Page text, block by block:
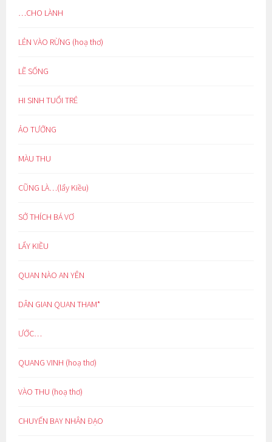
…CHO LÀNH
LẺN VÀO RỪNG (hoạ thơ)
LẼ SỐNG
HI SINH TUỔI TRẺ
ẢO TƯỞNG
MÀU THU
CŨNG LÀ…(lẩy Kiều)
SỞ THÍCH BÁ VƠ
LẨY KIỀU
QUAN NÀO AN YÊN
DÂN GIAN QUAN THAM*
ƯỚC…
QUANG VINH (hoạ thơ)
VÀO THU (hoạ thơ)
CHUYẾN BAY NHÂN ĐẠO